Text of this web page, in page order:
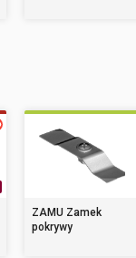
ZAMU Zamek
pokrywy